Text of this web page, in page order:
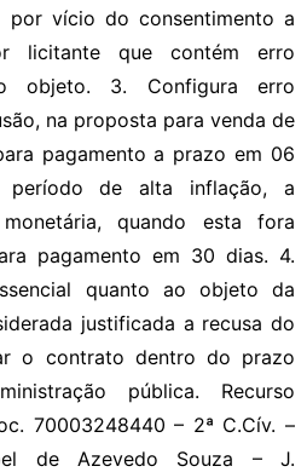
por vício do consentimento a
licitante que contém erro
objeto. 3. Configura erro
na proposta para venda de
pagamento a prazo em 06
período de alta inflação, a
quando esta fora
pagamento em 30 dias. 4.
quanto ao objeto da
justificada a recusa do
o contrato dentro do prazo
pública. Recurso
70003248440 – 2ª C.Cív. –
de Azevedo Souza – J.